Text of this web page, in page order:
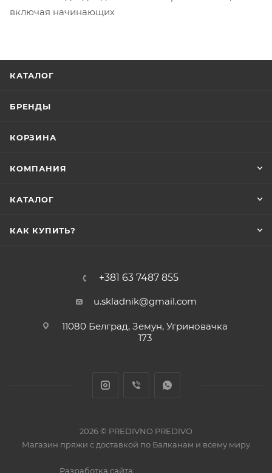
включая начинающих
КАТАЛОГ
БРЕНДЫ
КОРЗИНА
КОМПАНИЯ
КАТАЛОГ
КАК КУПИТЬ?
+381 63 7487 855
u.skladnik@gmail.com
11080 Белград, Земун, Угриновачка
173
2026 © PREDIVNO PREDIVO
Магазин пряжи с доставкой по Балканам и всему миру
Разработка сайта: